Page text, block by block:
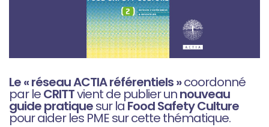
Le « réseau ACTIA référentiels »coordonné
par leCRITTvient de publier unnouveau
guide pratiquesur laFood Safety Culture
pour aider les PME sur cette thématique.